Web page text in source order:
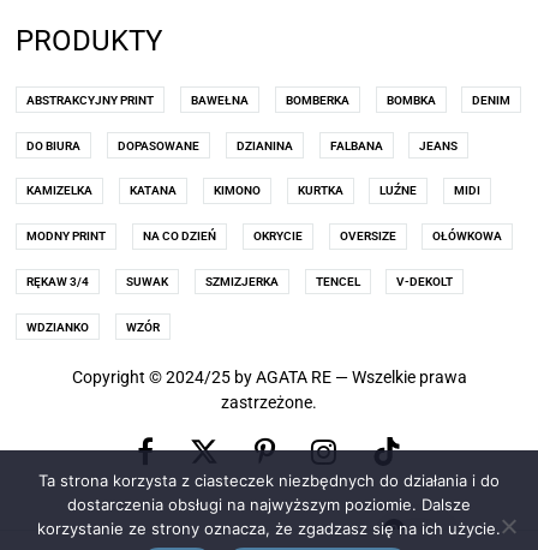
PRODUKTY
ABSTRAKCYJNY PRINT BAWEŁNA BOMBERKA BOMBKA DENIM
DO BIURA DOPASOWANE DZIANINA FALBANA JEANS
KAMIZELKA KATANA KIMONO KURTKA LUŹNE MIDI
MODNY PRINT NA CO DZIEŃ OKRYCIE OVERSIZE OŁÓWKOWA
RĘKAW 3/4 SUWAK SZMIZJERKA TENCEL V-DEKOLT
WDZIANKO WZÓR
Facebook
X
(old
Twitter)
PinterestInstagram
TikTok
Copyright © 2024/25 by AGATA RE — Wszelkie prawa
zastrzeżone.
0
Ta strona korzysta z ciasteczek niezbędnych do działania i do
dostarczenia obsługi na najwyższym poziomie. Dalsze
korzystanie ze strony oznacza, że zgadzasz się na ich użycie.